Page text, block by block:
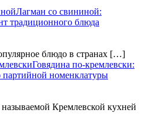
Лагман со свининой:
традиционного блюда
блюдо в странах […]
Говядина по-кремлевски:
партийной номенклатуры
Кремлевской кухней